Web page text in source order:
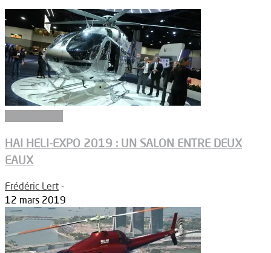
HAI HELI-EXPO 2019 : UN SALON ENTRE DEUX
EAUX
Frédéric Lert -
12 mars 2019